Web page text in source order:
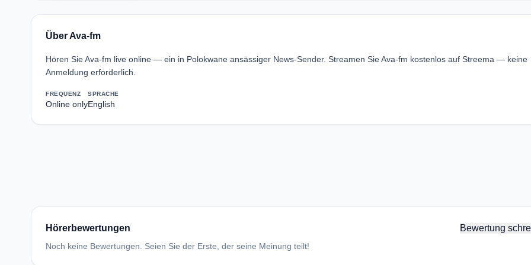
Über Ava-fm
Hören Sie Ava-fm live online — ein in Polokwane ansässiger News-Sender. Streamen Sie Ava-fm kostenlos auf Streema — keine
Anmeldung erforderlich.
FREQUENZ
Online only
SPRACHE
English
Hörerbewertungen Bewertung
Noch keine Bewertungen. Seien Sie der Erste, der seine Meinung teilt!